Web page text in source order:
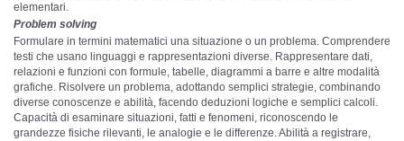
elementari.
Problem solving
Formulare in termini matematici una situazione o un problema. Comprendere
testi che usano linguaggi e rappresentazioni diverse. Rappresentare dati,
relazioni e funzioni con formule, tabelle, diagrammi a barre e altre modalità
grafiche. Risolvere un problema, adottando semplici strategie, combinando
diverse conoscenze e abilità, facendo deduzioni logiche e semplici calcoli.
Capacità di esaminare situazioni, fatti e fenomeni, riconoscendo le
grandezze fisiche rilevanti, le analogie e le differenze. Abilità a registrare,